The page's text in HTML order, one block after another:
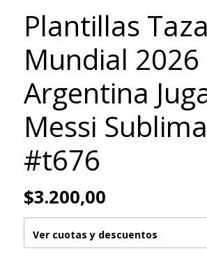
Plantillas
Mundial 2026
Argentina
Messi
#t676
$3.200,00
Ver cuotas y descuentos